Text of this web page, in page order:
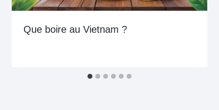
Que boire au Vietnam ?